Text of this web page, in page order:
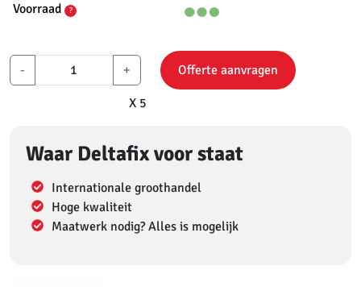
Voorraad
?
- +
X 5
Offerte aanvragen
Waar Deltafix voor staat
Internationale groothandel
Hoge kwaliteit
Maatwerk nodig? Alles is mogelijk